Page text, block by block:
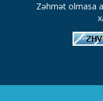
Zəhmət olmasa